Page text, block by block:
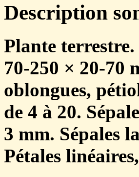
Description
Plante terrestre.
70-250 × 20-70
oblongues,
de 4 à 20.
3 mm. Sépales
Pétales